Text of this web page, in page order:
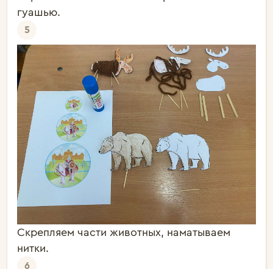
гуашью.
5
Скрепляем части животных, наматываем
нитки.
6